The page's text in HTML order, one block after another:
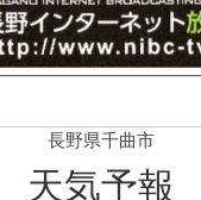
長野県千曲市
天気予報